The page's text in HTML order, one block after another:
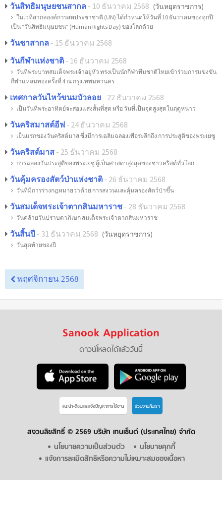
วันสิทธิมนุษยชนสากล - 10 ธันวาคม 2568 (วันหยุดราชการ)
ในเวทีสากลองค์การสหประชาชาติ (UN) ได้กำหนดให้วันที่ 10 ธันวาคมของทุกปี
เป็น “วันสิทธิมนุษยชน” (Human Rights Day) ของโลกด้วย
วันชาสากล - 15 ธันวาคม 2568
วันกีฬาแห่งชาติ - 16 ธันวาคม 2568
วันที่พระบาทสมเด็จพระเจ้าอยู่หัว ทรงเป็นนักกีฬาทีมชาติไทยเข้าร่วมการแข่งขัน
กีฬาแหลมทองครั้งที่ 4 ณ กรุงเทพมหานคร
เทศกาลวันไหว้ขนมบัวลอย - 22 ธันวาคม 2568
เป็นวันที่พระอาทิตย์จะส่องแสงสั้นที่สุด หรือ วันที่เป็นจุดสูงสุดในฤดูหนาว
วันคริสมาสต์อีฟ - 24 ธันวาคม 2568
เย็นแรกของวันคริสต์มาส ซึ่งมีการเฉลิมฉลองเพื่อระลึกถึง การประสูติของพระเยซู
วันคริสต์มาส - 25 ธันวาคม 2568
การฉลองวันประสูติของพระเยซู ผู้เป็นศาสดาสูงสุดของชาวคริสต์ทั่วโลก
วันคุ้มครองสัตว์ป่าแห่งชาติ - 26 ธันวาคม 2568
วันที่มีการร่างกฎหมายว่าด้วย การสงวนและคุ้มครองสัตว์ป่าขึ้น
วันสมเด็จพระเจ้าตากสินมหาราช - 28 ธันวาคม 2568
วันคล้ายวันปราบดาภิเษก สมเด็จพระเจ้าตากสินมหาราช
วันสิ้นปี - 31 ธันวาคม 2568 (วันหยุดราชการ)
วันสุดท้ายของปี
พฤศจิกายน 2568
Sanook Application
ดาวน์โหลดได้แล้ววันนี้
แนะนำ-ติชมเเละแจ้งปัญหาการใช้งาน ร่วมงานกับเรา
สงวนลิขสิทธิ์ © 2569 บริษัท เทนเซ็นต์ (ประเทศไทย) จำกัด
นโยบายความเป็นส่วนตัว
นโยบายคุกกี้
แจ้งการละเมิดสิทธิหรือความไม่เหมาะสมของเนื้อหา